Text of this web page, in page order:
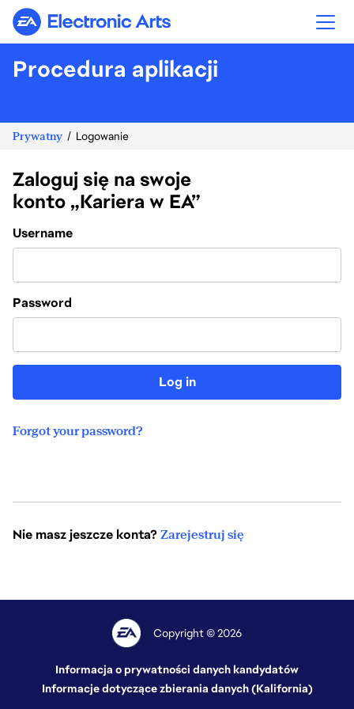
Electronic Arts
Procedura aplikacji
Prywatny Logowanie
Zaloguj się na swoje
konto „Kariera w EA”
Login
Username
Password
Log in
Forgot your password?
Nie masz jeszcze konta? Zarejestruj się
Copyright © 2026
Informacja o prywatności danych kandydatów
Informacje dotyczące zbierania danych (Kalifornia)